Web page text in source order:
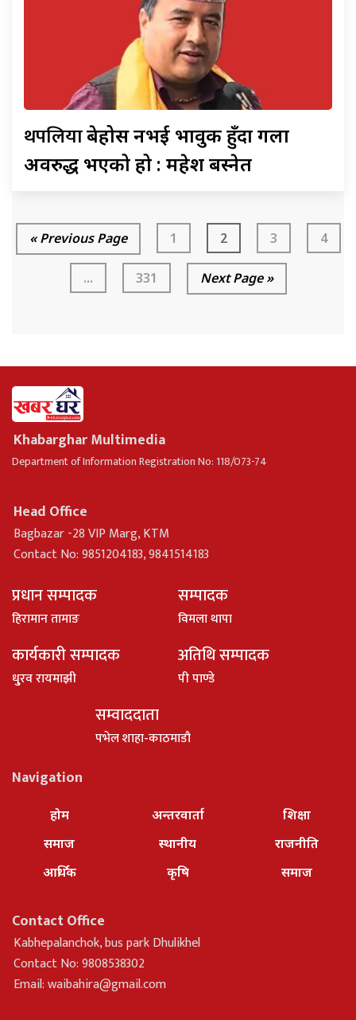
थपलियाबेहोस नभई भावुक हुँदा गला
अवरुद्ध भएको हो : महेश बस्नेत
« Previous Page 1 2 3 4
... 331 Next Page »
Khabarghar Multimedia
Department of Information Registration No: 118/073-74
Head Office
Bagbazar -28 VIP Marg, KTM
Contact No: 9851204183, 9841514183
प्रधान सम्पादक
हिरामान तामाङ
सम्पादक
विमला थापा
कार्यकारी सम्पादक
धु्रव रायमाझी
अतिथि सम्पादक
पी पाण्डे
सम्वाददाता
पभेल शाहा-काठमाडौ
Navigation
होम
समाज
आर्थिक
अन्तरवार्ता
स्थानीय
कृषि
शिक्षा
राजनीति
समाज
Contact Office
Kabhepalanchok, bus park Dhulikhel
Contact No: 9808538302
Email:waibahira@gmail.com